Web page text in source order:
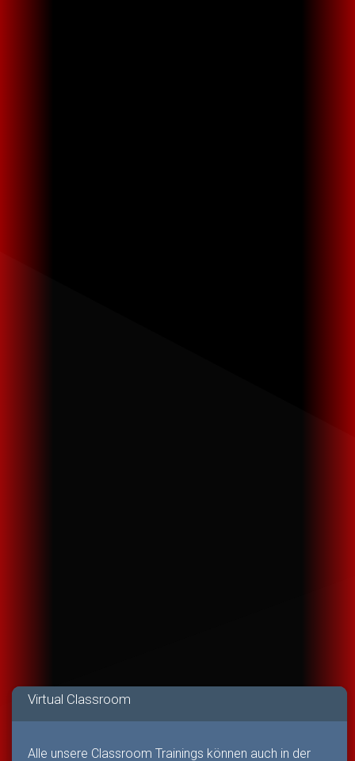
Virtual Classroom
Alle unsere Classroom Trainings können auch in der